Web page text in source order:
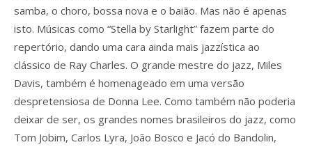
samba, o choro, bossa nova e o baião. Mas não é apenas
isto. Músicas como “Stella by Starlight” fazem parte do
repertório, dando uma cara ainda mais jazzística ao
clássico de Ray Charles. O grande mestre do jazz, Miles
Davis, também é homenageado em uma versão
despretensiosa de Donna Lee. Como também não poderia
deixar de ser, os grandes nomes brasileiros do jazz, como
Tom Jobim, Carlos Lyra, João Bosco e Jacó do Bandolin,